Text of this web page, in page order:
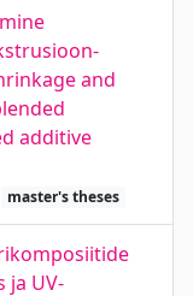
and
additive
master's theses
ja UV-